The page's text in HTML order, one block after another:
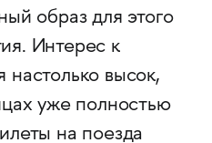
образ для этого
Интерес к
настолько высок,
уже полностью
на поезда